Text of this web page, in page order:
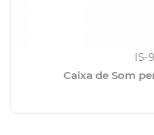
IS-
Caixa de Som